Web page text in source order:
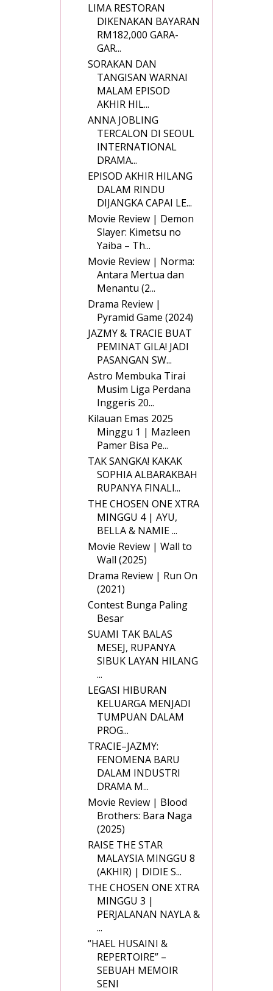
LIMA RESTORAN
DIKENAKAN BAYARAN
RM182,000 GARA-
GAR...
SORAKAN DAN
TANGISAN WARNAI
MALAM EPISOD
AKHIR HIL...
ANNA JOBLING
TERCALON DI SEOUL
INTERNATIONAL
DRAMA...
EPISOD AKHIR HILANG
DALAM RINDU
DIJANGKA CAPAI LE...
Movie Review | Demon
Slayer: Kimetsu no
Yaiba – Th...
Movie Review | Norma:
Antara Mertua dan
Menantu (2...
Drama Review |
Pyramid Game (2024)
JAZMY & TRACIE BUAT
PEMINAT GILA! JADI
PASANGAN SW...
Astro Membuka Tirai
Musim Liga Perdana
Inggeris 20...
Kilauan Emas 2025
Minggu 1 | Mazleen
Pamer Bisa Pe...
TAK SANGKA! KAKAK
SOPHIA ALBARAKBAH
RUPANYA FINALI...
THE CHOSEN ONE XTRA
MINGGU 4 | AYU,
BELLA & NAMIE ...
Movie Review | Wall to
Wall (2025)
Drama Review | Run On
(2021)
Contest Bunga Paling
Besar
SUAMI TAK BALAS
MESEJ, RUPANYA
SIBUK LAYAN HILANG
...
LEGASI HIBURAN
KELUARGA MENJADI
TUMPUAN DALAM
PROG...
TRACIE–JAZMY:
FENOMENA BARU
DALAM INDUSTRI
DRAMA M...
Movie Review | Blood
Brothers: Bara Naga
(2025)
RAISE THE STAR
MALAYSIA MINGGU 8
(AKHIR) | DIDIE S...
THE CHOSEN ONE XTRA
MINGGU 3 |
PERJALANAN NAYLA &
...
“HAEL HUSAINI &
REPERTOIRE” –
SEBUAH MEMOIR
SENI